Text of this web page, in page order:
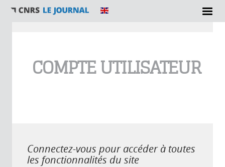
COMPTE UTILISATEUR
Connectez-vous pour accéder à toutes
les fonctionnalités du site